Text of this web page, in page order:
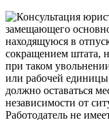
замещающего
находящуюся в
сокращением штата,
при таком
или рабочей
должно оставаться
независимости от
Работодатель не